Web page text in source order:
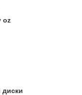
oz
диски